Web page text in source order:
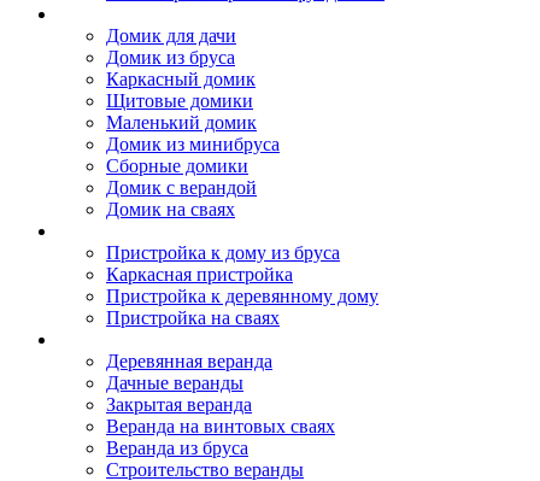
Домик для дачи
Домик из бруса
Каркасный домик
Щитовые домики
Маленький домик
Домик из минибруса
Сборные домики
Домик с верандой
Домик на сваях
Пристройка к дому из бруса
Каркасная пристройка
Пристройка к деревянному дому
Пристройка на сваях
Деревянная веранда
Дачные веранды
Закрытая веранда
Веранда на винтовых сваях
Веранда из бруса
Строительство веранды